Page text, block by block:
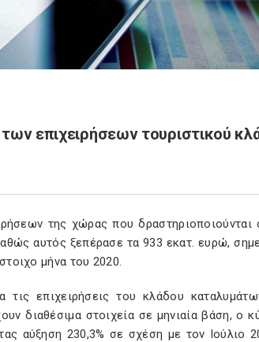
επιχειρήσεων τουριστικού
της χώρας που
αυτός ξεπέρασε τα 933 εκατ. ευρώ,
μήνα του 2020.
επιχειρήσεις του κλάδου
διαθέσιμα στοιχεία σε μηνιαία βάση, ο
αύξηση 230,3% σε σχέση με τον Ιούλιο